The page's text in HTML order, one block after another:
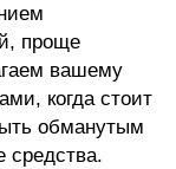
проще
вашему
когда стоит
обманутым
средства.